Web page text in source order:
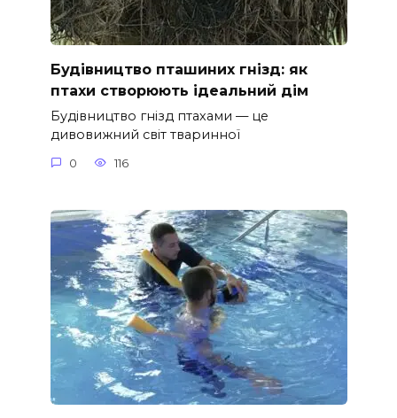
Будівництво пташиних гнізд: як
птахи створюють ідеальний дім
Будівництво гнізд птахами — це
дивовижний світ тваринної
0 116